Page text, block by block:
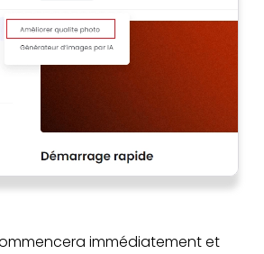
immédiatement et